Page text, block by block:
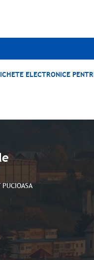
ELECTRONICE
PUCIOASA